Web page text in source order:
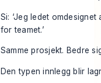
Si: ‘Jeg ledet
for teamet.’
Samme prosjekt. Bedre
Den typen innlegg blir